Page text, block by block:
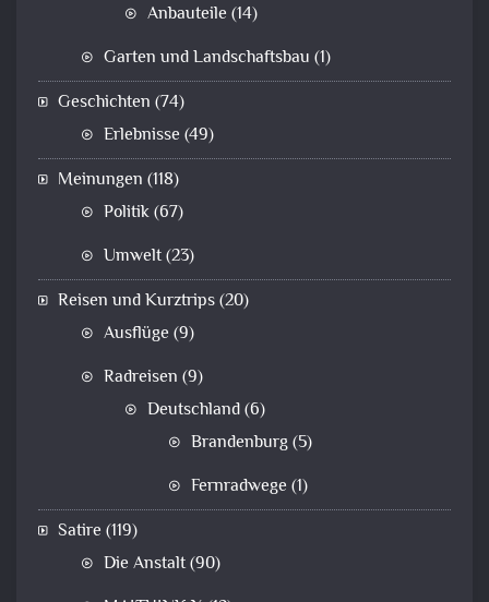
Anbauteile (14)
Garten und Landschaftsbau (1)
Geschichten (74)
Erlebnisse (49)
Meinungen (118)
Politik(67)
Umwelt(23)
Reisen und Kurztrips(20)
Ausflüge (9)
Radreisen (9)
Deutschland(6)
Brandenburg(5)
Fernradwege (1)
Satire (119)
Die Anstalt(90)